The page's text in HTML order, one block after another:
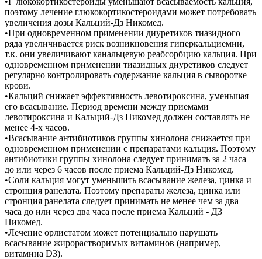
поэтому лечение глюкокортикостероидами может потребовать
увеличения дозы Кальций-Дз Никомед.
•При одновременном применении диуретиков тиазидного
ряда увеличивается риск возникновения гиперкальциемии,
т.к. они увеличивают канальцевую реабсорбцию кальция. При
одновременном применении тиазидных диуретиков следует
регулярно контролировать содержание кальция в сыворотке
крови.
•Кальций снижает эффективность левотироксина, уменьшая
его всасывание. Период времени между приемами
левотироксина и Кальций-Дз Никомед должен составлять не
менее 4-х часов.
•Всасывание антибиотиков группы хинолона снижается при
одновременном применении с препаратами кальция. Поэтому
антибиотики группы хинолона следует принимать за 2 часа
до или через 6 часов после приема Кальций-Дз Никомед.
•Соли кальция могут уменьшить всасывание железа, цинка и
стронция ранелата. Поэтому препараты железа, цинка или
стронция ранелата следует принимать не менее чем за два
часа до или через два часа после приема Кальций - Д3
Никомед.
•Лечение орлистатом может потенциально нарушать
всасывание жирорастворимых витаминов (например,
витамина D3).